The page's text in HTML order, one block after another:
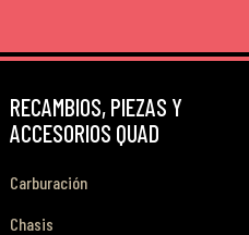
RECAMBIOS, PIEZAS Y
ACCESORIOS QUAD
Carburación
Chasis